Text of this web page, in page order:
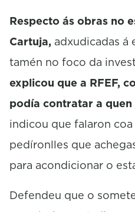
Respecto ás obras no
Cartuja, adxudicadas á
tamén no foco da
explicou que a RFEF,
podía contratar a quen
indicou que falaron
pedíronlles que
para acondicionar o
Defendeu que o